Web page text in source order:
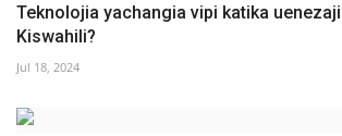
Teknolojia yachangia vipi katika
Kiswahili?
Jul 18, 2024